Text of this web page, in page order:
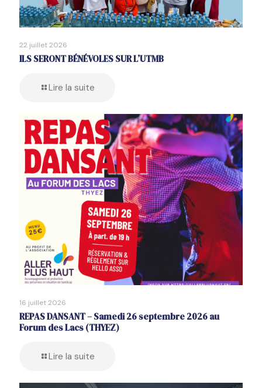
22 juillet 2026
ILS SERONT BÉNÉVOLES SUR L’UTMB
Lire la suite
16 juillet 2026
REPAS DANSANT – Samedi 26 septembre 2026 au
Forum des Lacs (THYEZ)
Lire la suite